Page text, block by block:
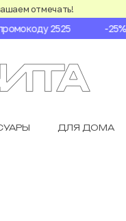
отмечать!
2525 -25%
ДЛЯ ДОМА